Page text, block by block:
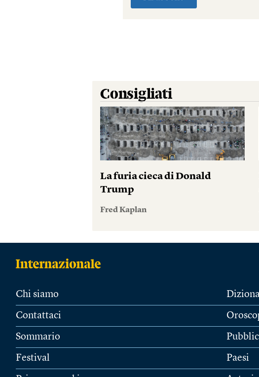
Consigliati
La furia cieca di Donald
Trump
Fred Kaplan
Chi siamo
Contattaci
Sommario
Festival Paesi